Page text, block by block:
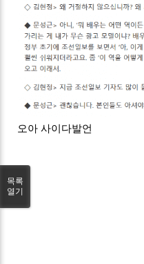
오아 사이다발언
목록
열기